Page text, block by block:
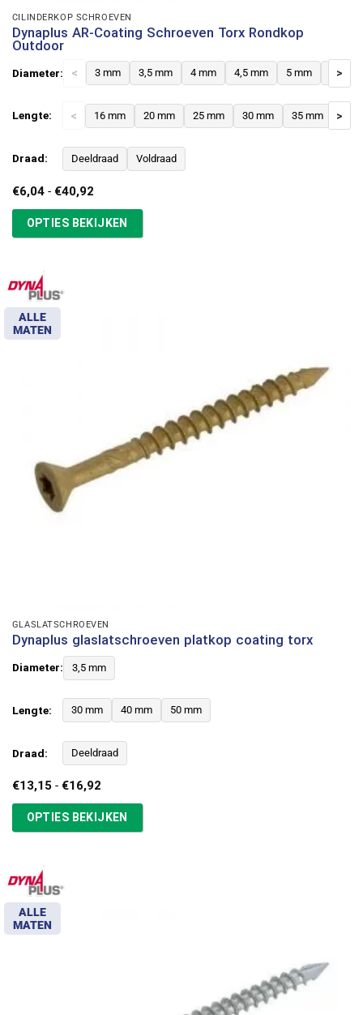
CILINDERKOP SCHROEVEN
Dynaplus AR-Coating Schroeven Torx Rondkop
Outdoor
Diameter: < 3 mm 3,5 mm 4 mm 4,5 mm 5 mm 6 mm
>
Lengte: < 16 mm 20 mm 25 mm 30 mm 35 mm 40
>
Draad: Deeldraad Voldraad
€6,04 - €40,92Prijsklasse:
€40,92
OPTIES BEKIJKEN
ALLE
MATEN
GLASLATSCHROEVEN
Dynaplus glaslatschroeven platkop coating torx
Diameter: 3,5 mm
Lengte: 30 mm 40 mm 50 mm
Draad: Deeldraad
€13,15 - €16,92Prijsklasse:
tot
€16,92
OPTIES BEKIJKEN
ALLE
MATEN